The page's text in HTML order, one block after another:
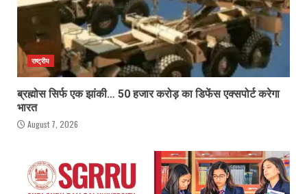
राष्ट्रीय
ब्रह्मोस सिर्फ एक झांकी… 50 हजार करोड़ का डिफेंस एक्सपोर्ट करेगा
भारत
August 7, 2026